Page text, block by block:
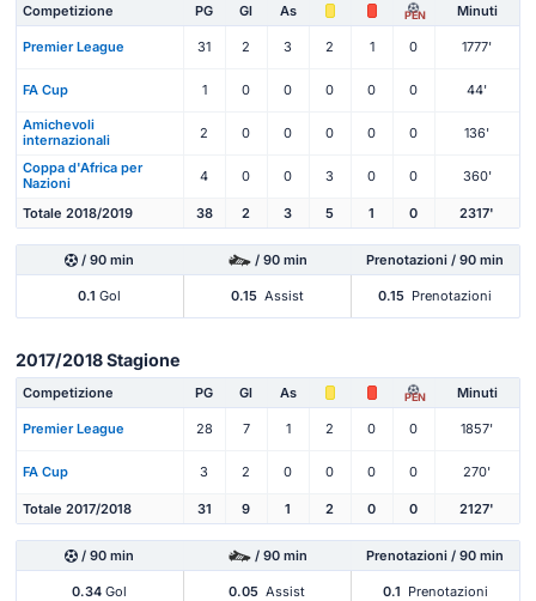
Competizione PG Gl As PEN Minuti
Premier League 31 2 3 2 1 0 1777'
FA Cup 1 0 0 0 0 0 44'
Amichevoli
internazionali
2 0 0 0 0 0 136'
Coppa d'Africa per
Nazioni
4 0 0 3 0 0 360'
Totale 2018/2019 38 2 3 5 1 0 2317'
/ 90 min / 90 min Prenotazioni / 90 min
0.1 Gol 0.15 Assist 0.15 Prenotazioni
2017/2018 Stagione
Competizione PG Gl As PEN Minuti
Premier League 28 7 1 2 0 0 1857'
FA Cup 3 2 0 0 0 0 270'
Totale 2017/2018 31 9 1 2 0 0 2127'
/ 90 min / 90 min Prenotazioni / 90 min
0.34 Gol 0.05 Assist 0.1 Prenotazioni